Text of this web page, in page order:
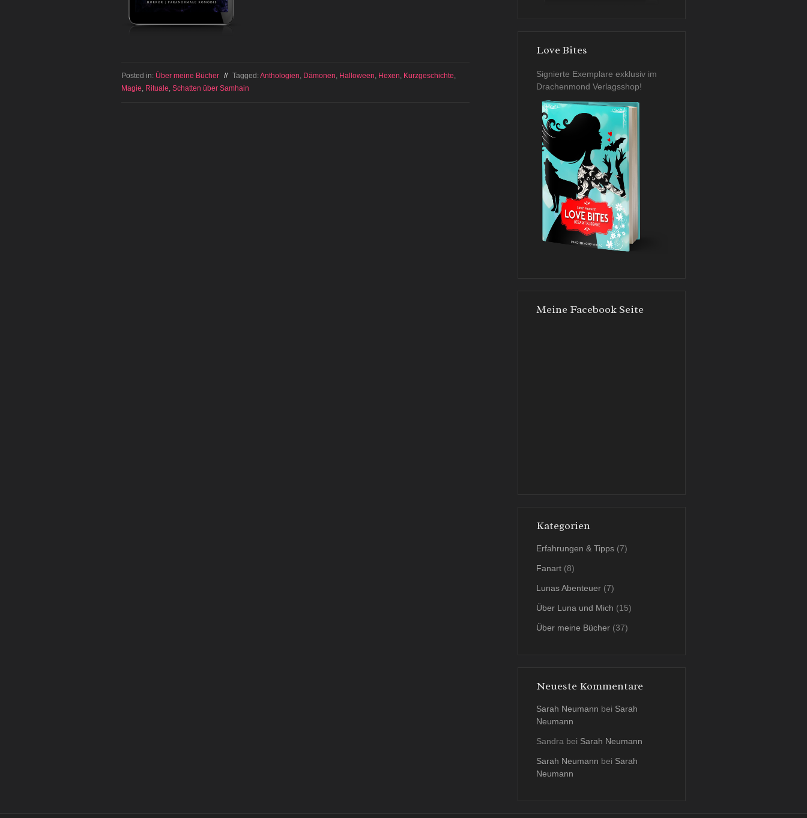
Posted in: Über meine Bücher // Tagged:Anthologien, Dämonen, Halloween, Hexen, Kurzgeschichte,
Magie, Rituale, Schatten über Samhain
Love Bites
Signierte Exemplare exklusiv im
Drachenmond Verlagsshop!
Meine Facebook Seite
Kategorien
Erfahrungen & Tipps (7)
Fanart (8)
Lunas Abenteuer (7)
Über Luna und Mich (15)
Über meine Bücher (37)
Neueste Kommentare
Sarah Neumann bei Sarah
Neumann
Sandra bei Sarah Neumann
Sarah Neumann bei Sarah
Neumann